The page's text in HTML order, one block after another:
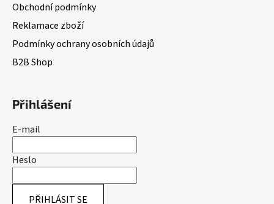
Obchodní podmínky
Reklamace zboží
Podmínky ochrany osobních údajů
B2B Shop
Přihlášení
E-mail
Heslo
PŘIHLÁSIT SE